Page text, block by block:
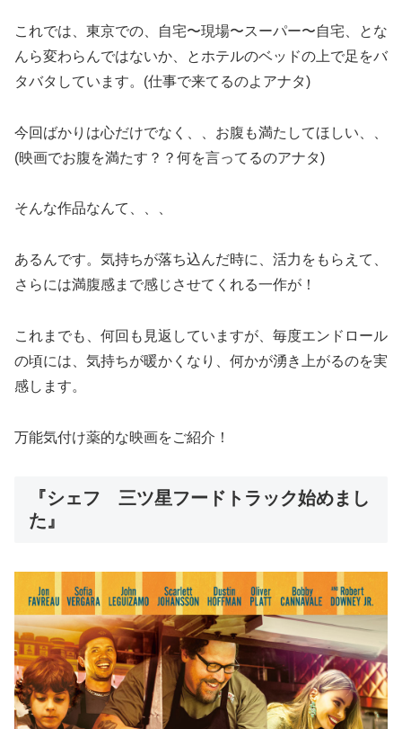
これでは、東京での、自宅〜現場〜スーパー〜自宅、とな
んら変わらんではないか、とホテルのベッドの上で足をバ
タバタしています。(仕事で来てるのよアナタ)
今回ばかりは心だけでなく、、お腹も満たしてほしい、、
(映画でお腹を満たす？？何を言ってるのアナタ)
そんな作品なんて、、、
あるんです。気持ちが落ち込んだ時に、活力をもらえて、
さらには満腹感まで感じさせてくれる一作が！
これまでも、何回も見返していますが、毎度エンドロール
の頃には、気持ちが暖かくなり、何かが湧き上がるのを実
感します。
万能気付け薬的な映画をご紹介！
『シェフ 三ツ星フードトラック始めまし
た』